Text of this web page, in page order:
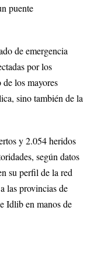
puente
de emergencia
por los
los mayores
sino también de la
y 2.054 heridos
según datos
su perfil de la red
las provincias de
Idlib en manos de